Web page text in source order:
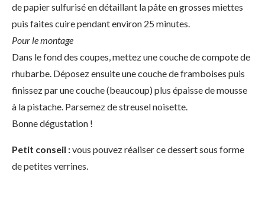
de papier sulfurisé en détaillant la pâte en grosses miettes
puis faites cuire pendant environ 25 minutes.
Pour le montage
Dans le fond des coupes, mettez une couche de compote de
rhubarbe. Déposez ensuite une couche de framboises puis
finissez par une couche (beaucoup) plus épaisse de mousse
à la pistache. Parsemez de streusel noisette.
Bonne dégustation !
Petit conseil :vous pouvez réaliser ce dessert sous forme
de petites verrines.